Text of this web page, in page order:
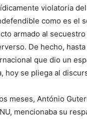
violatoria
como es el
armado al
De hecho,
que dio un
hoy se pliega al
meses, António
mencionaba su